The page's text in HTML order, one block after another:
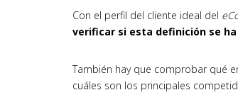
Con el perfil del cliente ideal del
verificar si esta definición se
También hay que comprobar qué
cuáles son los principales